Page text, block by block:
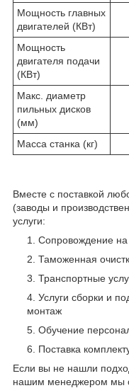
Мощность главных
двигателей (КВт)
Мощность
двигателя подачи
(КВт)
Макс. диаметр
пильных дисков
(мм)
Масса станка (кг)
Вместе с поставкой
(заводы и
услуги:
Сопровождение на
Таможенная
Транспортные
Услуги сборки и
монтаж
Обучение
Поставка
Если вы не нашли
нашим менеджером мы